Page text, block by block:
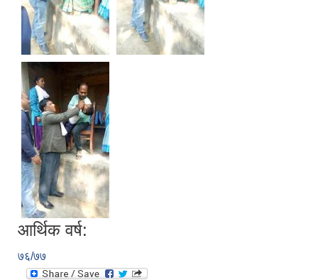
आर्थिक वर्ष:
७६/७७